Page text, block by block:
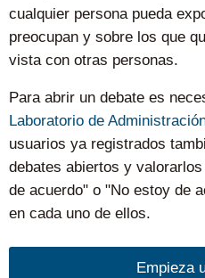
cualquier persona pueda
preocupan y sobre los que
vista con otras personas.
Para abrir un debate es
Laboratorio de
usuarios ya registrados
debates abiertos y
de acuerdo" o "No estoy de
en cada uno de ellos.
Empieza